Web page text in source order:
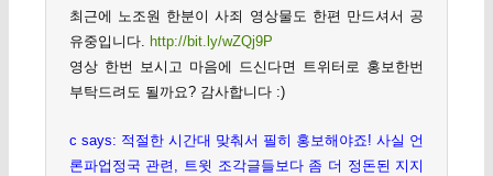
최근에 노조원 한분이 사죄 영상물도 한편 만드셔서 공
유중입니다.
http://bit.ly/wZQj9P
영상 한번 보시고 마음에 드신다면 트위터로 홍보한번
부탁드려도 될까요? 감사합니다 :)
c says: 적절한 시간대 맞춰서 필히 홍보해야죠! 사실 언
론파업정국 관련, 트윗 조각글들보다 좀 더 정돈된 지지